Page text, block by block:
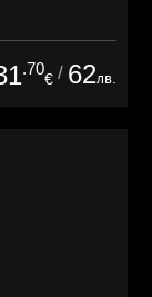
.70
€ / 62лв.